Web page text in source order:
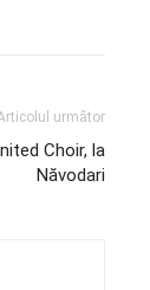
următor
Choir, la
Năvodari